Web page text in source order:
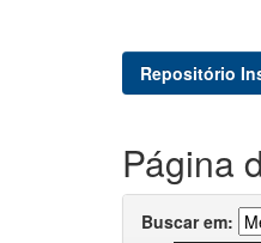
Repositório
Página
Buscar em: